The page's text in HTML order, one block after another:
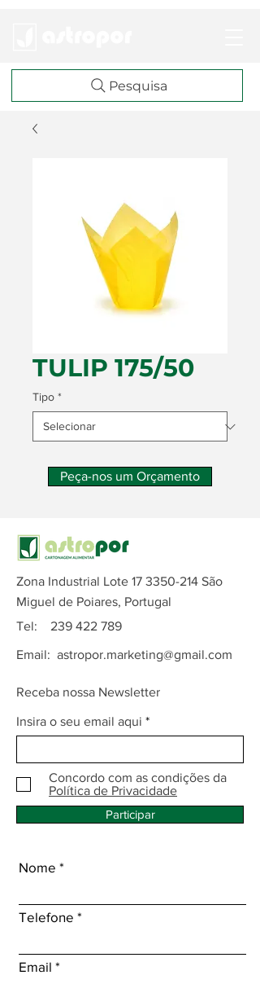
Pesquisa
TULIP 175/50
Tipo *
Peça-nos um Orçamento
Zona Industrial Lote 17 3350-214 São
Miguel de Poiares, Portugal
Tel: 239 422 789
Email: astropor.marketing@gmail.com
Receba nossa Newsletter
Insira o seu email aqui
Concordo com as condições da
Política de Privacidade
Participar
Nome
Telefone
Email